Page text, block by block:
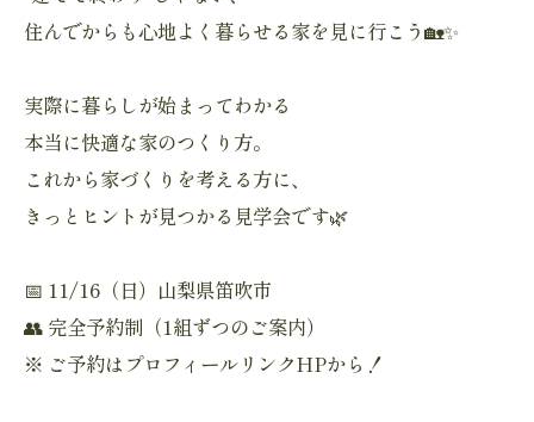
住んでからも心地よく暮らせる家を見に行こう🏡✨
実際に暮らしが始まってわかる
本当に快適な家のつくり方。
これから家づくりを考える方に、
きっとヒントが見つかる見学会です🌿
📅 11/16（日）山梨県笛吹市
👥 完全予約制（1組ずつのご案内）
※ ご予約はプロフィールリンクHPから！